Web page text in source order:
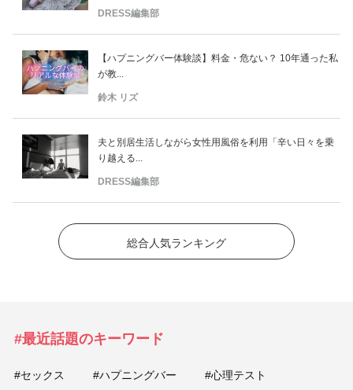
DRESS編集部
【ハプニングバー体験談】料金・危ない？ 10年通った私
が教...
鈴木 リズ
夫と別居生活しながら女性用風俗を利用「辛い日々を乗
り越える...
DRESS編集部
総合人気ランキング
#最近話題のキーワード
#セックス #ハプニングバー #心理テスト